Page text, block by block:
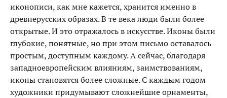
иконописи, как мне кажется, хранится именно в
древнерусских образах. В те века люди были более
открытые. И это отражалось в искусстве. Иконы были
глубокие, понятные, но при этом письмо оставалось
простым, доступным каждому. А сейчас, благодаря
западноевропейским влияниям, заимствованиям,
иконы становятся более сложные. С каждым годом
художники придумывают сложнейшие орнаменты,